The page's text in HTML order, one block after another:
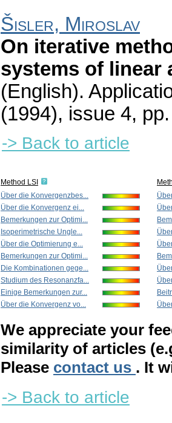
Šisler, Miroslav
On iterative
systems of linear
(English).
(1994), issue 4,
-> Back to article
Method LSI
Über die Konvergenzbes...
Über die Konvergenz ei...
Bemerkungen zur Optimi...
Isoperimetrische Ungle...
Über die Optimierung e...
Bemerkungen zur Optimi...
Die Kombinationen gege...
Studium des Resonanzfa...
Einige Bemerkungen zur...
Über die Konvergenz vo...
We appreciate your
similarity of articles
Please contact us . It
-> Back to article